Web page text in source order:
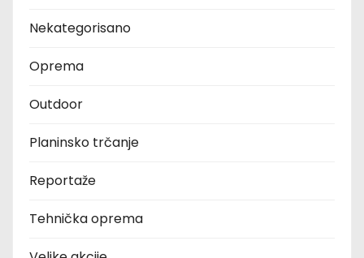
Nekategorisano
Oprema
Outdoor
Planinsko trčanje
Reportaže
Tehnička oprema